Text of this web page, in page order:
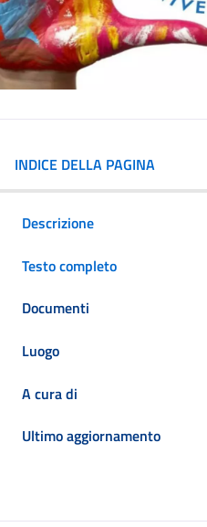
INDICE DELLA PAGINA
Descrizione
Testo completo
Documenti
Luogo
A cura di
Ultimo aggiornamento